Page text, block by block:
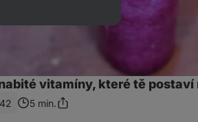
vitamíny, které tě postaví
5 min.Sdílet